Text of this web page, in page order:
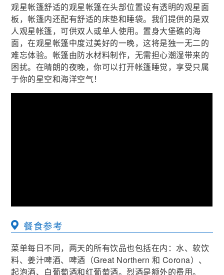
观星帐篷舒适的观星帐篷在头部位置设有透明的观星面
板，帐篷内还配有舒适的床垫和睡袋。我们提供的是双
人观星帐篷，可供双人或单人使用。置身大堡礁的海
面，在观星帐篷中度过美好的一晚，这将是独一无二的
难忘体验。帐篷由防水材料制作，无需担心潮湿带来的
困扰。在晴朗的夜晚，你可以打开帐篷睡觉，享受只属
于你的星空和海洋空气！
餐食参考
菜单每日不同，两天的所有饮品也包括在内：水、软饮
料、姜汁啤酒、啤酒（Great Northern 和 Corona）、
起泡酒、白葡萄酒和红葡萄酒。烈酒是额外的费用。